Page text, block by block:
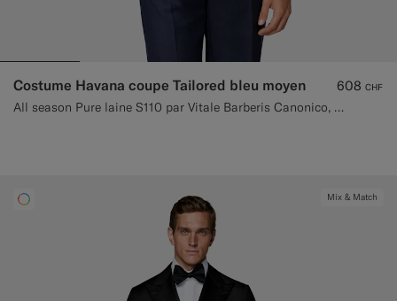
Costume Havana coupe Tailored bleu moyen
All season Pure laine S110 par Vitale Barberis Canonico, Italie
608 CHF
Mix & Match